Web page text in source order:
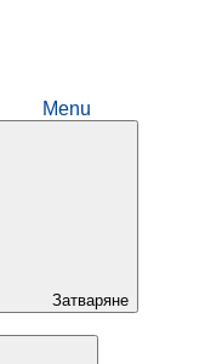
Menu
Затваряне